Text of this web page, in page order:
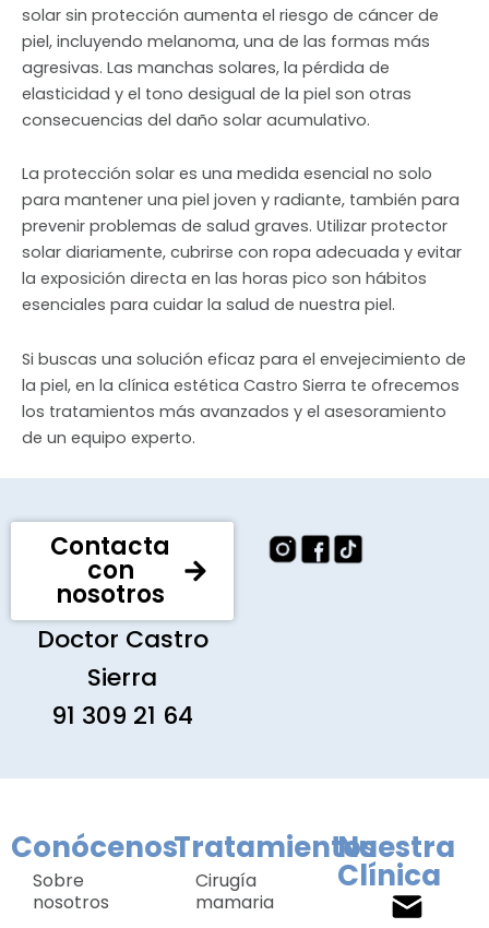
solar sin protección aumenta el riesgo de cáncer de
piel, incluyendo melanoma, una de las formas más
agresivas. Las manchas solares, la pérdida de
elasticidad y el tono desigual de la piel son otras
consecuencias del daño solar acumulativo.
La protección solar es una medida esencial no solo
para mantener una piel joven y radiante, también para
prevenir problemas de salud graves. Utilizar protector
solar diariamente, cubrirse con ropa adecuada y evitar
la exposición directa en las horas pico son hábitos
esenciales para cuidar la salud de nuestra piel.
Si buscas una solución eficaz para el envejecimiento de
la piel, en la clínica estética Castro Sierra te ofrecemos
los tratamientos más avanzados y el asesoramiento
de un equipo experto.
Contacta
con
nosotros
Doctor Castro
Sierra
91 309 21 64
Conócenos
Sobre
nosotros
Tratamientos
Cirugía
mamaria
Nuestra
Clínica